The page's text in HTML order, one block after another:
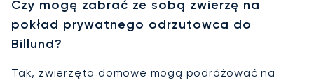
Czy mogę zabrać ze sobą zwierzę na
pokład prywatnego odrzutowca do
Billund?
Tak, zwierzęta domowe mogą podróżować na